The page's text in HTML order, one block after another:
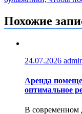
Похожие
24.07.2026
Аренда
оптимальное
В современном